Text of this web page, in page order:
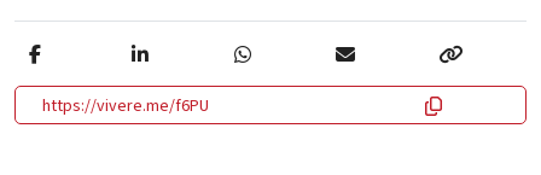
https://vivere.me/f6PU